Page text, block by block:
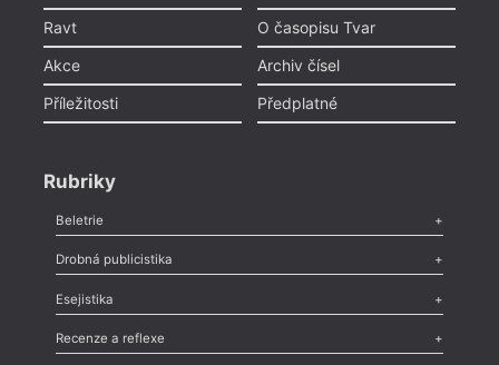
Ravt
Akce
Příležitosti
O časopisu Tvar
Archiv čísel
Předplatné
Rubriky
Beletrie
Poezie,Próza,Dokumenty
Drobná publicistika
Odlesk
Nekrolog,Glosa,Sloupek,Pozvánka,Literární soutěž,
Esejistika
Esej ,Pádlo,Úvaha
Recenze a reflexe